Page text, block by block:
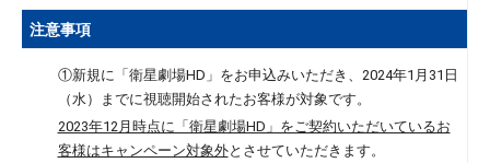
注意事項
①新規に「衛星劇場HD」をお申込みいただき、2024年1月31日
（水）までに視聴開始されたお客様が対象です。
2023年12月時点に「衛星劇場HD」をご契約いただいているお
客様はキャンペーン対象外とさせていただきます。